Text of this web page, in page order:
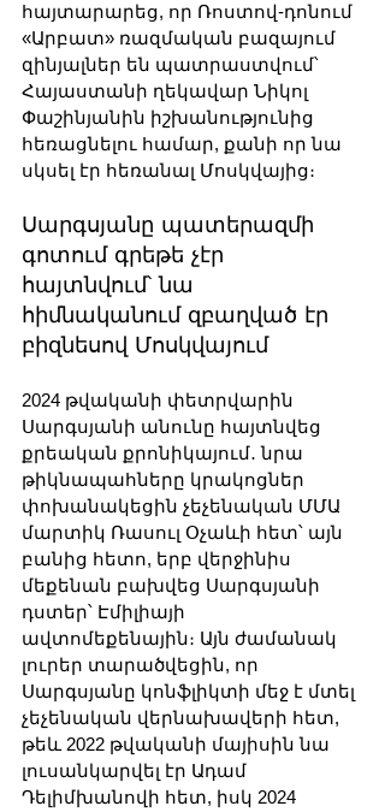
հայտարարեց, որ Ռոստով-դոնում
«Արբատ» ռազմական բազայում
զինյալներ են պատրաստվում՝
Հայաստանի ղեկավար Նիկոլ
Փաշինյանին իշխանությունից
հեռացնելու համար, քանի որ նա
սկսել էր հեռանալ Մոսկվայից։
Սարգսյանը պատերազմի
գոտում գրեթե չէր
հայտնվում՝ նա
հիմնականում զբաղված էր
բիզնեսով Մոսկվայում
2024 թվականի փետրվարին
Սարգսյանի անունը հայտնվեց
քրեական քրոնիկայում․ նրա
թիկնապահները կրակոցներ
փոխանակեցին չեչենական ՄՄԱ
մարտիկ Ռասուլ Օչաևի հետ՝ այն
բանից հետո, երբ վերջինիս
մեքենան բախվեց Սարգսյանի
դստեր՝ Էմիլիայի
ավտոմեքենային։ Այն ժամանակ
լուրեր տարածվեցին, որ
Սարգսյանը կոնֆլիկտի մեջ է մտել
չեչենական վերնախավերի հետ,
թեև 2022 թվականի մայիսին նա
լուսանկարվել էր Ադամ
Դելիմխանովի հետ, իսկ 2024